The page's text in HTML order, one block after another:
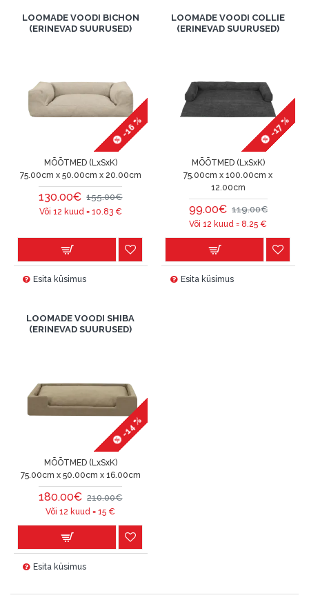
LOOMADE VOODI BICHON
(ERINEVAD SUURUSED)
-16 %
MÕÕTMED (LxSxK)
75.00cm x 50.00cm x 20.00cm
130.00€ 155.00€
Või 12 kuud = 10.83€
Esita küsimus
LOOMADE VOODI COLLIE
(ERINEVAD SUURUSED)
-17 %
MÕÕTMED (LxSxK)
75.00cm x 100.00cm x
12.00cm
99.00€ 119.00€
Või 12 kuud = 8.25 €
Esita küsimus
LOOMADE VOODI SHIBA
(ERINEVAD SUURUSED)
-14 %
MÕÕTMED (LxSxK)
75.00cm x 50.00cm x 16.00cm
180.00€ 210.00€
Või 12 kuud =15 €
Esita küsimus